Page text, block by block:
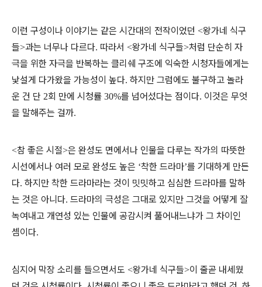
이런 구성이나 이야기는 같은 시간대의 전작이었던 <왕가네 식구
들>과는 너무나 다르다. 따라서 <왕가네 식구들>처럼 단순히 자
극을 위한 자극을 반복하는 클리쉐 구조에 익숙한 시청자들에게는
낯설게 다가왔을 가능성이 높다. 하지만 그럼에도 불구하고 놀라
운 건 단 2회 만에 시청률 30%를 넘어섰다는 점이다. 이것은 무엇
을 말해주는 걸까.
<참 좋은 시절>은 완성도 면에서나 인물을 다루는 작가의 따뜻한
시선에서나 여러 모로 완성도 높은 ‘착한 드라마’를 기대하게 만든
다. 하지만 착한 드라마라는 것이 밋밋하고 심심한 드라마를 말하
는 것은 아니다. 드라마의 극성은 그대로 있지만 그것을 어떻게 잘
녹여내고 개연성 있는 인물에 공감시켜 풀어내느냐가 그 차이인
셈이다.
심지어 막장 소리를 들으면서도 <왕가네 식구들>이 줄곧 내세웠